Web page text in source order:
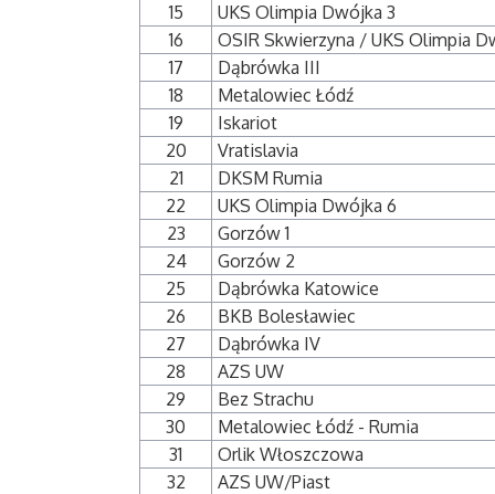
15
UKS Olimpia Dwójka 3
16
OSIR Skwierzyna / UKS Olimpia
17
Dąbrówka III
18
Metalowiec Łódź
19
Iskariot
20
Vratislavia
21
DKSM Rumia
22
UKS Olimpia Dwójka 6
23
Gorzów 1
24
Gorzów 2
25
Dąbrówka Katowice
26
BKB Bolesławiec
27
Dąbrówka IV
28
AZS UW
29
Bez Strachu
30
Metalowiec Łódź - Rumia
31
Orlik Włoszczowa
32
AZS UW/Piast